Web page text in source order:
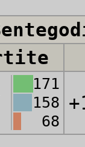
171
158
68